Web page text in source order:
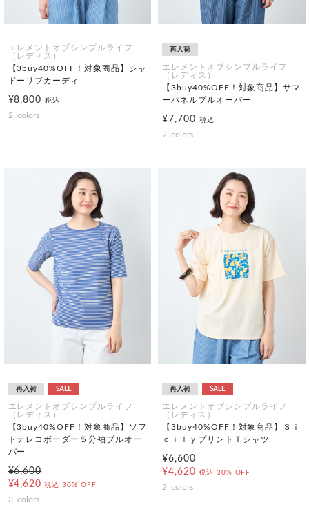
エレメントオブシンプルライフ
（レディス）
【3buy40%OFF！対象商品】シャ
ドーリブカーディ
¥8,800税込
2 colors
再入荷
エレメントオブシンプルライフ
（レディス）
【3buy40%OFF！対象商品】サマ
ーパネルプルオーバー
¥7,700 税込
2 colors
再入荷 SALE
エレメントオブシンプルライフ
（レディス）
【3buy40%OFF！対象商品】ソフ
トテレコボーダー５分袖プルオー
バー
¥6,600
¥4,620 税込 30% OFF
3 colors
再入荷 SALE
エレメントオブシンプルライフ
（レディス）
【3buy40%OFF！対象商品】Ｓｉ
ｃｉｌｙプリントＴシャツ
¥6,600
¥4,620 税込 30% OFF
2 colors